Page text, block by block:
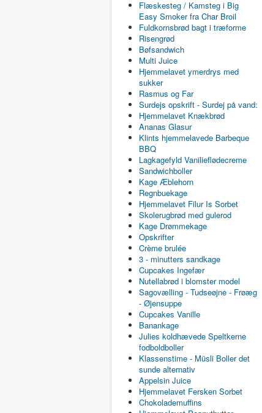
Flæskesteg / Kamsteg i Big
Easy Smoker fra Char Broil
Fuldkornsbrød bagt i træforme
Risengrød
Bøfsandwich
Multi Juice
Hjemmelavet ymerdrys med
sukker
Rasmus og Far
Surdejs opskrift - Surdej på vand:
Hjemmelavet Knækbrød
Ananas Glasur
Klints hjemmelavede Barbeque
BBQ
Lagkagefyld Vanilieflødecreme
Sandwichboller
Kage Æblehorn
Regnbuekage
Hjemmelavet Filur Is Sorbet
Skolerugbrød med gulerod
Kage Drømmekage
Opskrifter
Crème brulée
3 - minutters sandkage
Cupcakes Ingefær
Nutellabrød i blomster model
Sagovælling - Tudseøjne - Frøæg
- Øjensuppe
Cupcakes Vanille
Banankage
Julies koldhævede Speltkerne
fodboldboller
Klassenstime - Müsli Boller det
sunde alternativ
Appelsin Juice
Hjemmelavet Fersken Sorbet
Chokolademuffins